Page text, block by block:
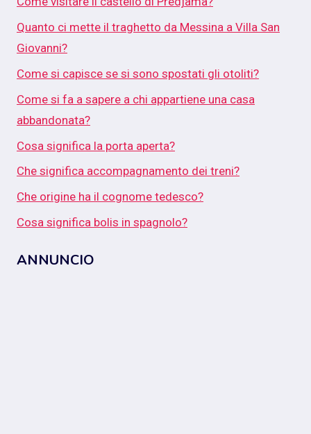
Quanto ci mette il traghetto da Messina a Villa San
Giovanni?
Come si capisce se si sono spostati gli otoliti?
Come si fa a sapere a chi appartiene una casa
abbandonata?
Cosa significa la porta aperta?
Che significa accompagnamento dei treni?
Che origine ha il cognome tedesco?
Cosa significa bolis in spagnolo?
ANNUNCIO